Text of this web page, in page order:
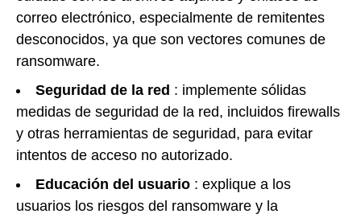
correo electrónico, especialmente de remitentes
desconocidos, ya que son vectores comunes de
ransomware.
Seguridad de la red : implemente sólidas
medidas de seguridad de la red, incluidos firewalls
y otras herramientas de seguridad, para evitar
intentos de acceso no autorizado.
Educación del usuario : explique a los
usuarios los riesgos del ransomware y la